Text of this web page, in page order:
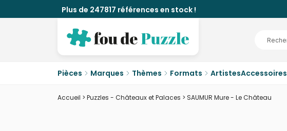
Plus de 247817 références en stock !
Pièces Marques Thèmes Formats ArtistesAccessoires
Accueil > Puzzles - Châteaux et Palaces > SAUMUR Mure - Le Château